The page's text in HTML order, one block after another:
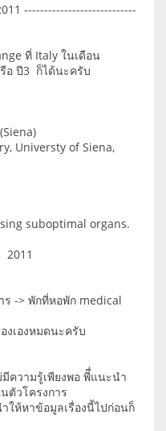
----------------------------
ที่ Italy ในเดือน
อ ปี3 ก็ได้นะครับ
Universty of Siena,
suboptimal organs.
2011
ร -> พักที่หอพัก medical
งเองหมดนะครับ
ความรู้เพียงพอ พีื่แนะนำ
ตัวโครงการ
ให้หาข้อมูลเรื่องนี้ไปก่อนก็